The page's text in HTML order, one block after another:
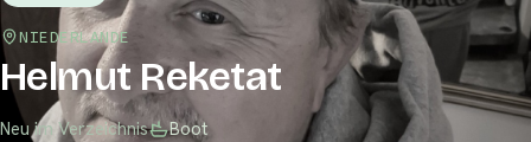
NIEDERLANDE
Helmut Reketat
Neu im Verzeichnis
Boot